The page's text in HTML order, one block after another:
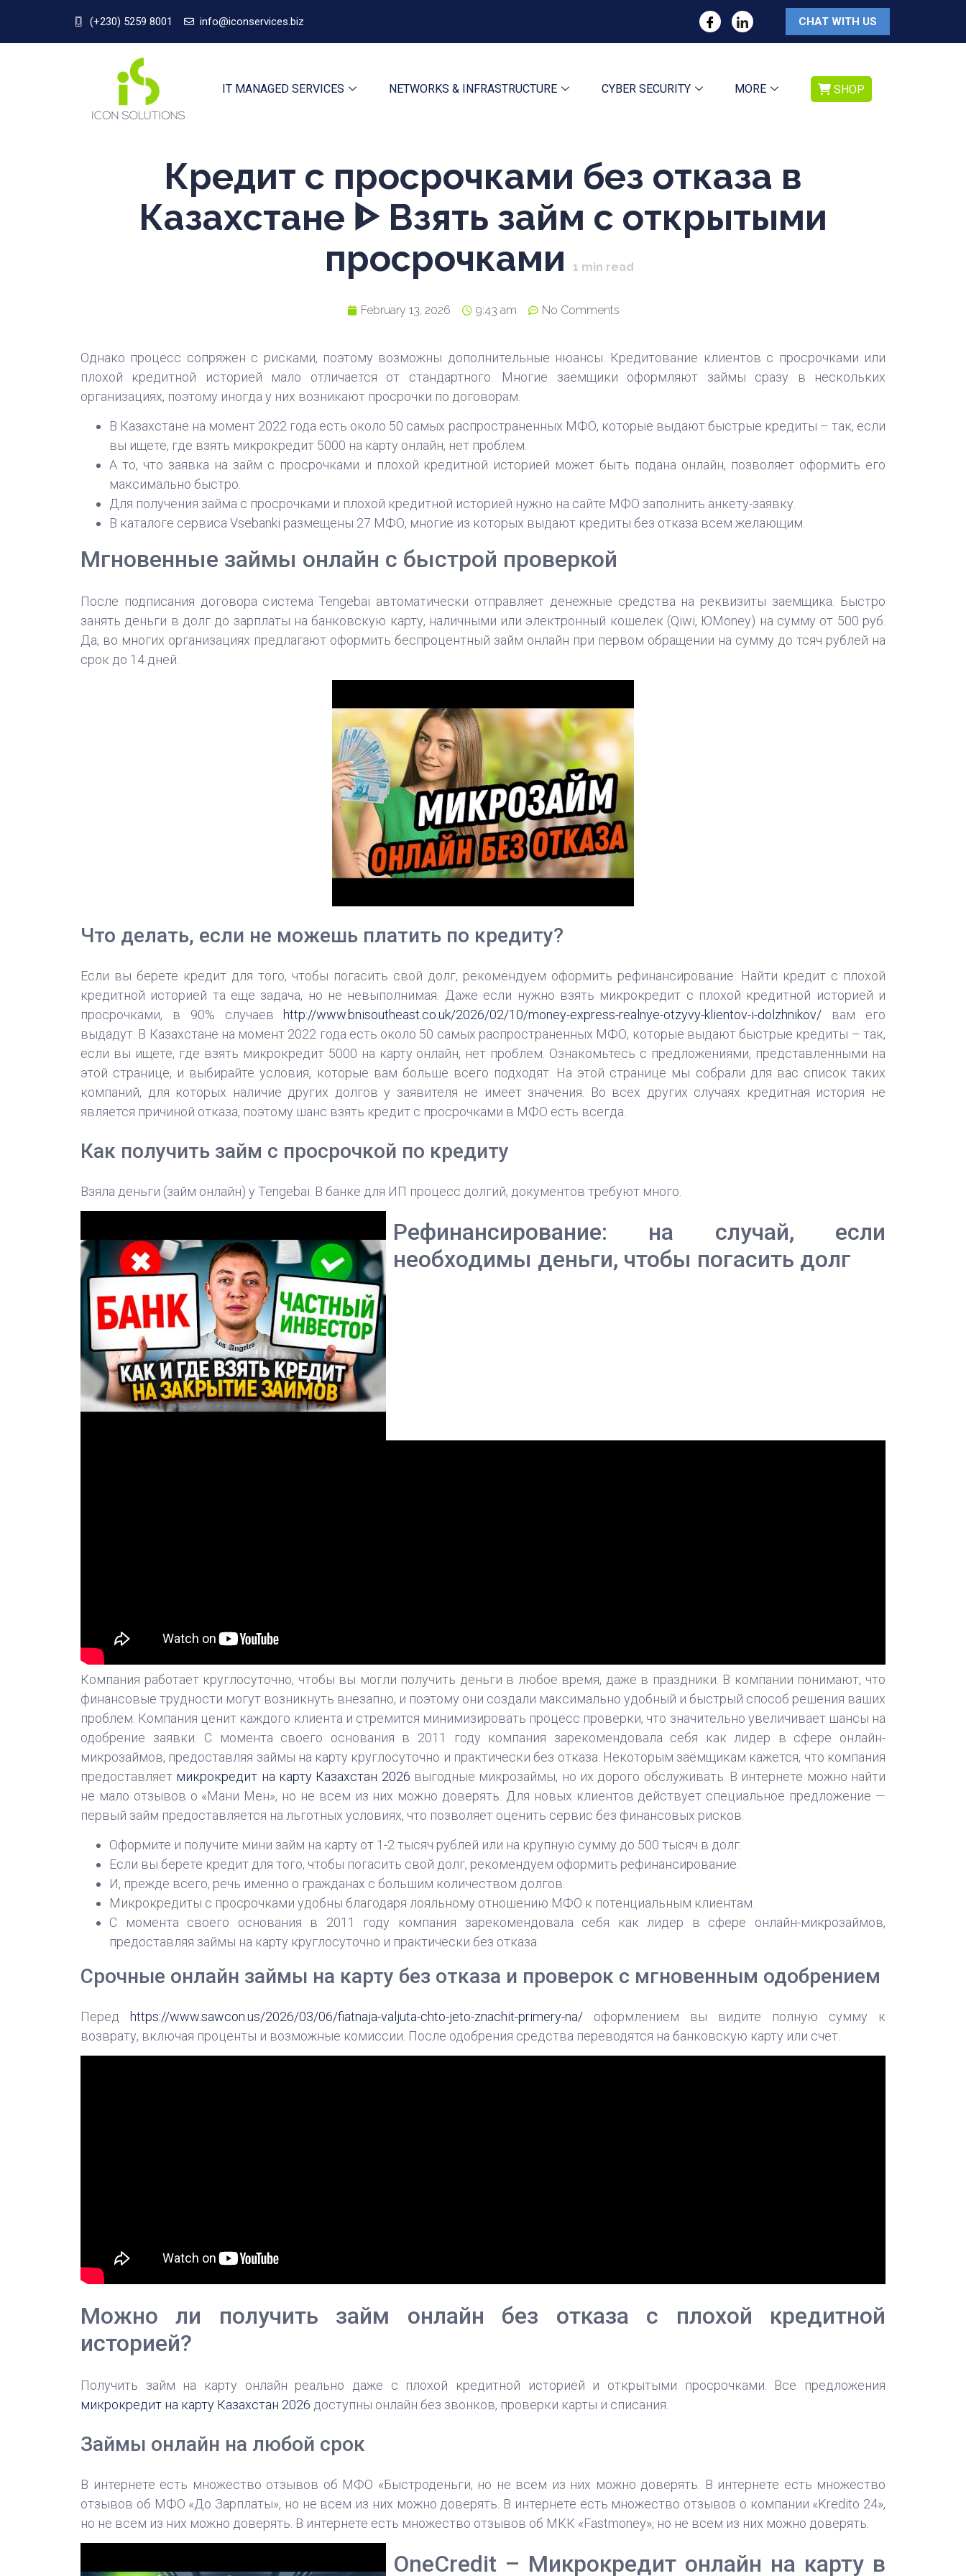
(+230) 5259 8001 info@iconservices.biz CHAT WITH US
IT MANAGED SERVICES NETWORKS & INFRASTRUCTURE CYBER SECURITY MORE SHOP
Кредит с просрочками без отказа в
Казахстане ᐈ Взять займ с открытыми
просрочками
1 min read
February 13, 2026 9:43 am No Comments
Однако процесс сопряжен с рисками, поэтому возможны дополнительные нюансы. Кредитование клиентов с просрочками или
плохой кредитной историей мало отличается от стандартного. Многие заемщики оформляют займы сразу в нескольких
организациях, поэтому иногда у них возникают просрочки по договорам.
В Казахстане на момент 2022 года есть около 50 самых распространенных МФО, которые выдают быстрые кредиты – так, если
вы ищете, где взять микрокредит 5000 на карту онлайн, нет проблем.
А то, что заявка на займ с просрочками и плохой кредитной историей может быть подана онлайн, позволяет оформить его
максимально быстро.
Для получения займа с просрочками и плохой кредитной историей нужно на сайте МФО заполнить анкету-заявку.
В каталоге сервиса Vsebanki размещены 27 МФО, многие из которых выдают кредиты без отказа всем желающим.
Мгновенные займы онлайн с быстрой проверкой
После подписания договора система Tengebai автоматически отправляет денежные средства на реквизиты заемщика. Быстро
занять деньги в долг до зарплаты на банковскую карту, наличными или электронный кошелек (Qiwi, ЮMoney) на сумму от 500 руб.
Да, во многих организациях предлагают оформить беспроцентный займ онлайн при первом обращении на сумму до тсяч рублей на
срок до 14 дней.
Что делать, если не можешь платить по кредиту?
Если вы берете кредит для того, чтобы погасить свой долг, рекомендуем оформить рефинансирование. Найти кредит с плохой
кредитной историей та еще задача, но не невыполнимая. Даже если нужно взять микрокредит с плохой кредитной историей и
просрочками, в 90% случаев http://www.bnisoutheast.co.uk/2026/02/10/money-express-realnye-otzyvy-klientov-i-dolzhnikov/ вам его
выдадут. В Казахстане на момент 2022 года есть около 50 самых распространенных МФО, которые выдают быстрые кредиты – так,
если вы ищете, где взять микрокредит 5000 на карту онлайн, нет проблем. Ознакомьтесь с предложениями, представленными на
этой странице, и выбирайте условия, которые вам больше всего подходят. На этой странице мы собрали для вас список таких
компаний, для которых наличие других долгов у заявителя не имеет значения. Во всех других случаях кредитная история не
является причиной отказа, поэтому шанс взять кредит с просрочками в МФО есть всегда.
Как получить займ с просрочкой по кредиту
Взяла деньги (займ онлайн) у Tengebai. В банке для ИП процесс долгий, документов требуют много.
Рефинансирование: на случай, если
необходимы деньги, чтобы погасить долг
Компания работает круглосуточно, чтобы вы могли получить деньги в любое время, даже в праздники. В компании понимают, что
финансовые трудности могут возникнуть внезапно, и поэтому они создали максимально удобный и быстрый способ решения ваших
проблем. Компания ценит каждого клиента и стремится минимизировать процесс проверки, что значительно увеличивает шансы на
одобрение заявки. С момента своего основания в 2011 году компания зарекомендовала себя как лидер в сфере онлайн-
микрозаймов, предоставляя займы на карту круглосуточно и практически без отказа. Некоторым заёмщикам кажется, что компания
предоставляет микрокредит на карту Казахстан 2026 выгодные микрозаймы, но их дорого обслуживать. В интернете можно найти
не мало отзывов о «Мани Мен», но не всем из них можно доверять. Для новых клиентов действует специальное предложение —
первый займ предоставляется на льготных условиях, что позволяет оценить сервис без финансовых рисков.
Оформите и получите мини займ на карту от 1-2 тысяч рублей или на крупную сумму до 500 тысяч в долг.
Если вы берете кредит для того, чтобы погасить свой долг, рекомендуем оформить рефинансирование.
И, прежде всего, речь именно о гражданах с большим количеством долгов.
Микрокредиты с просрочками удобны благодаря лояльному отношению МФО к потенциальным клиентам.
С момента своего основания в 2011 году компания зарекомендовала себя как лидер в сфере онлайн-микрозаймов,
предоставляя займы на карту круглосуточно и практически без отказа.
Срочные онлайн займы на карту без отказа и проверок с мгновенным одобрением
Перед https://www.sawcon.us/2026/03/06/fiatnaja-valjuta-chto-jeto-znachit-primery-na/ оформлением вы видите полную сумму к
возврату, включая проценты и возможные комиссии. После одобрения средства переводятся на банковскую карту или счет.
Можно ли получить займ онлайн без отказа с плохой кредитной
историей?
Получить займ на карту онлайн реально даже с плохой кредитной историей и открытыми просрочками. Все предложения
микрокредит на карту Казахстан 2026 доступны онлайн без звонков, проверки карты и списания.
Займы онлайн на любой срок
В интернете есть множество отзывов об МФО «Быстроденьги, но не всем из них можно доверять. В интернете есть множество
отзывов об МФО «До Зарплаты», но не всем из них можно доверять. В интернете есть множество отзывов о компании «Kredito 24»,
но не всем из них можно доверять. В интернете есть множество отзывов об МКК «Fastmoney», но не всем из них можно доверять.
OneCredit – Микрокредит онлайн на карту в